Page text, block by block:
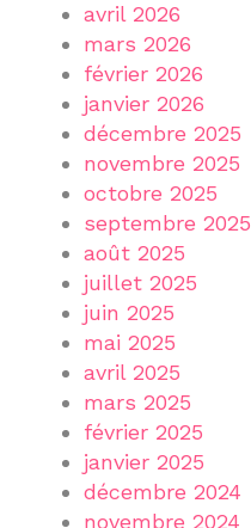
avril 2026
mars 2026
février 2026
janvier 2026
décembre 2025
novembre 2025
octobre 2025
septembre 2025
août 2025
juillet 2025
juin 2025
mai 2025
avril 2025
mars 2025
février 2025
janvier 2025
décembre 2024
novembre 2024